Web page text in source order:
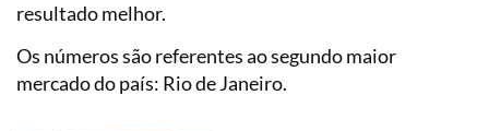
resultado melhor.
Os números são referentes ao segundo maior
mercado do país: Rio de Janeiro.